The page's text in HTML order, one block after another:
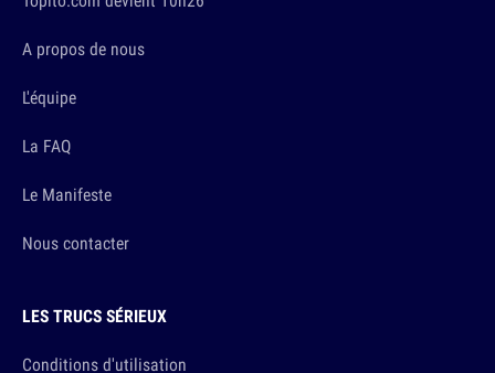
A propos de nous
L'équipe
La FAQ
Le Manifeste
Nous contacter
LES TRUCS SÉRIEUX
Conditions d'utilisation